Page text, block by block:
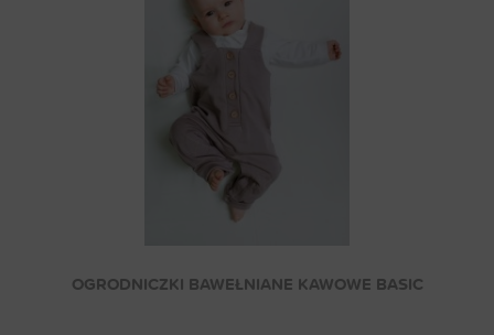
OGRODNICZKI BAWEŁNIANE KAWOWE BASIC